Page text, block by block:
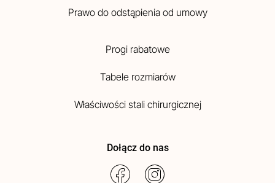
Prawo do odstąpienia od umowy
Progi rabatowe
Tabele rozmiarów
Właściwości stali chirurgicznej
Dołącz do nas